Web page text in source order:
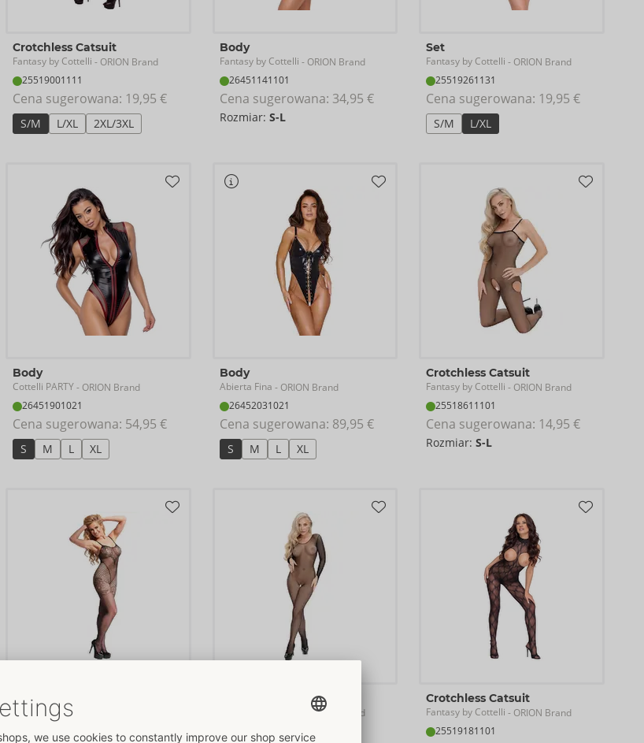
Crotchless Catsuit
Fantasy by Cottelli - ORION Brand
25519001111
Cena sugerowana: 19,95 €
S/M L/XL 2XL/3XL
Body
Fantasy by Cottelli - ORION Brand
26451141101
Cena sugerowana: 34,95 €
Rozmiar: S-L
Set
Fantasy by Cottelli - ORION Brand
25519261131
Cena sugerowana: 19,95 €
S/M L/XL
Body
Cottelli PARTY- ORION Brand
26451901021
Cena sugerowana: 54,95 €
S M L XL
Body
Abierta Fina - ORION Brand
26452031021
Cena sugerowana: 89,95 €
S M L XL
Crotchless Catsuit
Fantasy by Cottelli - ORION Brand
25518611101
Cena sugerowana: 14,95 €
Rozmiar:S-L
Crotchless Catsuit
Fantasy by Cottelli
Crotchless Catsuit
- ORION Brand
25518961101
Crotchless Catsuit
Fantasy by Cottelli - ORION Brand
25519181101